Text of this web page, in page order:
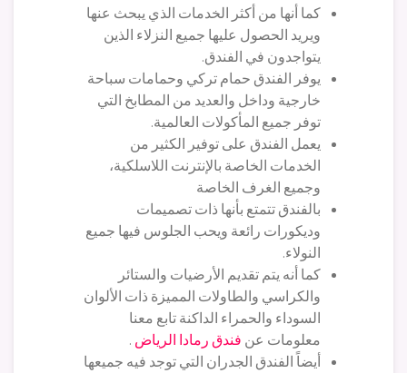
كما أنها من أكثر الخدمات الذي يبحث عنها
ويريد الحصول عليها جميع النزلاء الذين
يتواجدون في الفندق.
يوفر الفندق حمام تركي وحمامات سباحة
خارجية وداخل والعديد من المطابخ التي
توفر جميع المأكولات العالمية.
يعمل الفندق على توفير الكثير من
الخدمات الخاصة بالإنترنت اللاسلكية،
وجميع الغرف الخاصة
بالفندق تتمتع بأنها ذات تصميمات
وديكورات رائعة ويحب الجلوس فيها جميع
النولاء.
كما أنه يتم تقديم الأرضيات والستائر
والكراسي والطاولات المميزة ذات الألوان
السوداء والحمراء الداكنة تابع معنا
معلومات عن فندق رمادا الرياض .
أيضاً الفندق الجدران التي توجد فيه جميعها